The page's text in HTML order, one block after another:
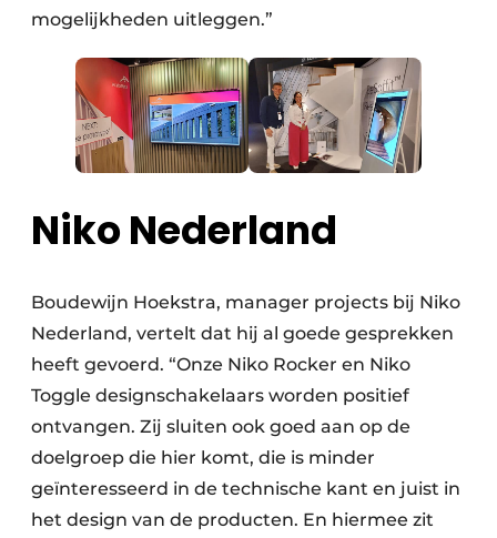
mogelijkheden uitleggen.”
Niko Nederland
Boudewijn Hoekstra, manager projects bij Niko
Nederland, vertelt dat hij al goede gesprekken
heeft gevoerd. “Onze Niko Rocker en Niko
Toggle designschakelaars worden positief
ontvangen. Zij sluiten ook goed aan op de
doelgroep die hier komt, die is minder
geïnteresseerd in de technische kant en juist in
het design van de producten. En hiermee zit